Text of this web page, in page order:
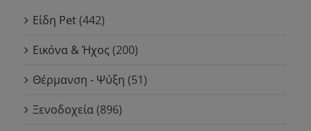
Είδη Pet(442)
Εικόνα & Ήχος (200)
Θέρμανση - Ψύξη (51)
Ξενοδοχεία(896)